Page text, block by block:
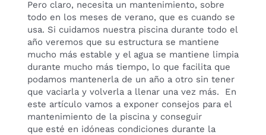
Pero claro, necesita un mantenimiento, sobre
todo en los meses de verano, que es cuando se
usa. Si cuidamos nuestra piscina durante todo el
año veremos que su estructura se mantiene
mucho más estable y el agua se mantiene limpia
durante mucho más tiempo, lo que facilita que
podamos mantenerla de un año a otro sin tener
que vaciarla y volverla a llenar una vez más. En
este artículo vamos a exponer consejos para el
mantenimiento de la piscina y conseguir
que esté en idóneas condiciones durante la